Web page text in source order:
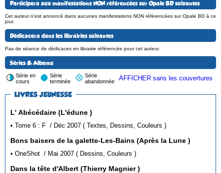
Participera aux manifestations NON référencées sur Opale BD suivantes
Cet auteur n'est annoncé dans aucunes manifestations NON référencées sur Opale BD à ce
jour.
Dédicacera dans les librairies suivantes
Pas de séance de dédicaces en librairie référencée pour cet auteur.
Séries & Albums
Série en
cours
Série
terminée
Série
abandonnée
AFFICHER sans les couvertures
LIVRES JEUNESSE
L' Abécédaire (L'édune )
• Tome 6 : F / Déc 2007 ( Textes, Dessins, Couleurs )
Bons baisers de la galette-Les-Bains (Après la Lune )
• OneShot / Mai 2007 ( Dessins, Couleurs )
Dans la tête d'Albert (Thierry Magnier )